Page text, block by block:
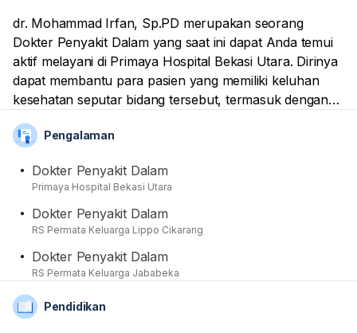
dr. Mohammad Irfan, Sp.PD merupakan seorang
Dokter Penyakit Dalam yang saat ini dapat Anda temui
aktif melayani di Primaya Hospital Bekasi Utara. Dirinya
dapat membantu para pasien yang memiliki keluhan
kesehatan seputar bidang tersebut, termasuk dengan
memberikan tindakan pemeriksaan dan pengobatan
yang diperlukan. Dari sisi akademis, beliau merupakan
Syiah Kuala Darussalam setelah sebelumnya
menyelesaikan pendidikan profesi dokter dan sarjana
kedokteran di Universitas Sumatera Utara. Beliau juga
ketika berkonsultasi turut memberikan anjuran dan
saran edukatif kepada para pasien yang membutuhkan.
Dari segi pengalaman, dr. Mohammad Irfan, Sp.PD juga
pernah berpraktik di RS Permata Keluarga Lippo
Cikarang dan RS Permata Keluarga Jababeka. Terakhir
Pengalaman
Dokter Penyakit Dalam
Primaya Hospital Bekasi Utara
Dokter Penyakit Dalam
RS Permata Keluarga Lippo Cikarang
Dokter Penyakit Dalam
RS Permata Keluarga Jababeka
Pendidikan